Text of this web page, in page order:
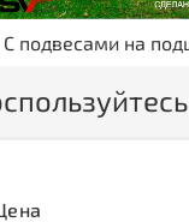
С подвесами на